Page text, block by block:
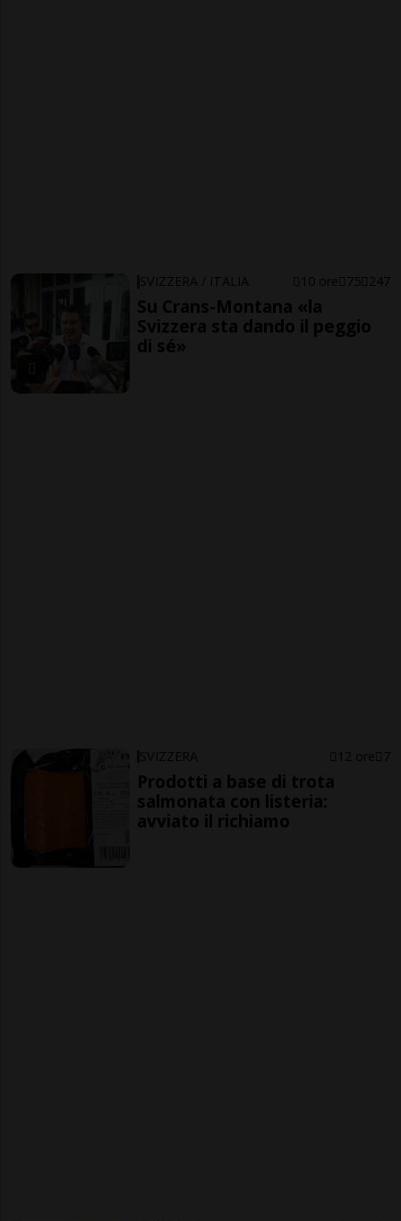
SVIZZERA / ITALIA 10 ore 75 247
Su Crans-Montana «la
Svizzera sta dando il peggio
di sé»
SVIZZERA 12 ore 7
Prodotti a base di trota
salmonata con listeria:
avviato il richiamo